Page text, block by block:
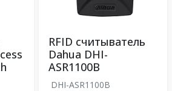
RFID считыватель
Dahua DHI-
ASR1100B
DHI-ASR1100B